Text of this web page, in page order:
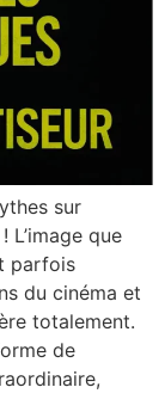
sur
L’image que
parfois
du cinéma et
totalement.
de